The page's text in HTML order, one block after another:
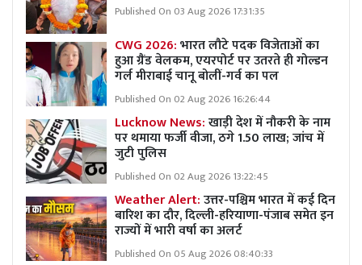
Published On 03 Aug 2026 17:31:35
CWG 2026:भारत लौटे पदक विजेताओं का
हुआ ग्रैंड वेलकम, एयरपोर्ट पर उतरते ही गोल्डन
गर्ल मीराबाई चानू बोलीं-गर्व का पल
Published On 02 Aug 2026 16:26:44
Lucknow News:खाड़ी देश में नौकरी के नाम
पर थमाया फर्जी वीजा, ठगे 1.50 लाख; जांच में
जुटी पुलिस
Published On 02 Aug 2026 13:22:45
Weather Alert:उत्तर-पश्चिम भारत में कई दिन
बारिश का दौर, दिल्ली-हरियाणा-पंजाब समेत इन
राज्यों में भारी वर्षा का अलर्ट
Published On 05 Aug 2026 08:40:33